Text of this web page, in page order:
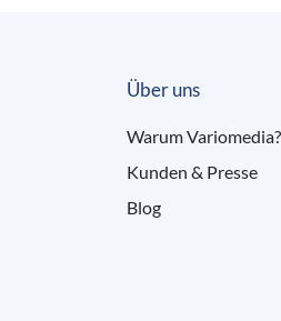
Über uns
Warum Variomedia?
Kunden & Presse
Blog